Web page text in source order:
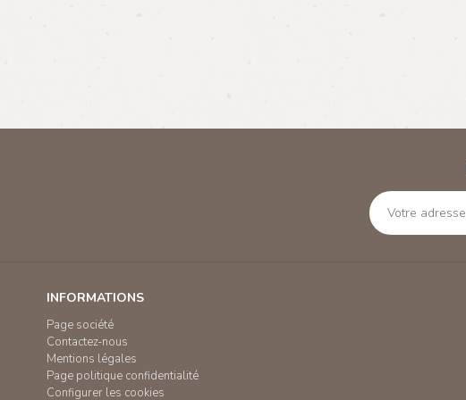
INFORMATIONS
Page société
Contactez-nous
Mentions légales
Page politique confidentialité
Configurer les cookies